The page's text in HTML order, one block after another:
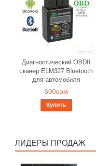
Диагностический OBDII
сканер ELM327 Bluetooth
для автомобиля
600сом
Купить
ЛИДЕРЫ ПРОДАЖ